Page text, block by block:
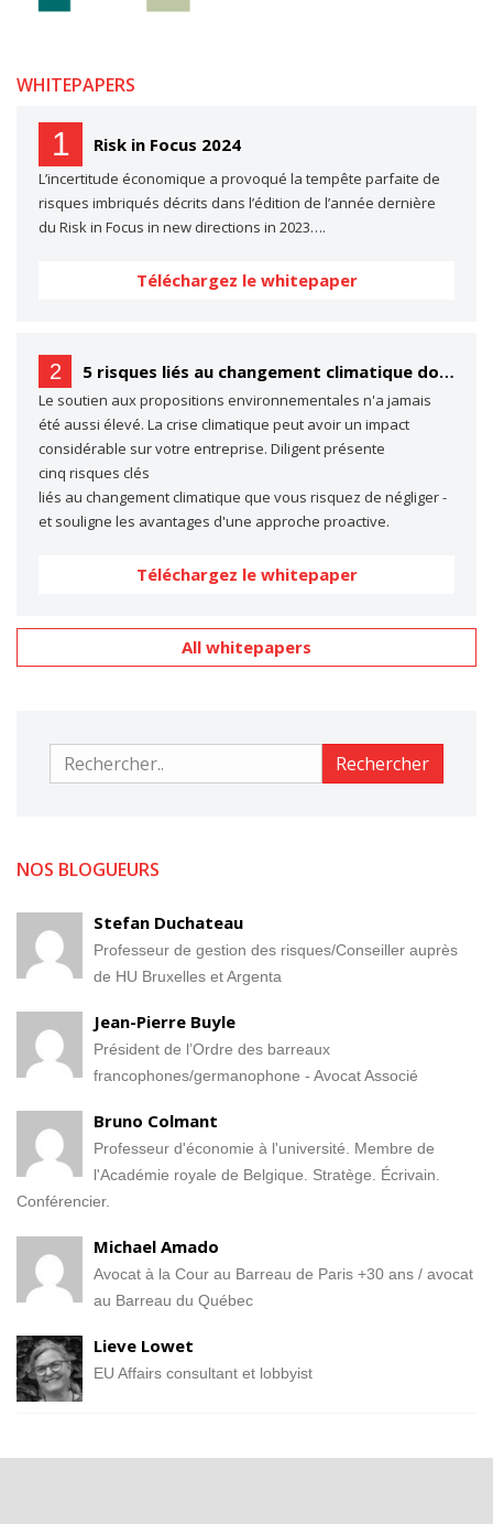
WHITEPAPERS
1 Risk in Focus 2024
L’incertitude économique a provoqué la tempête parfaite de
risques imbriqués décrits dans l’édition de l’année dernière
du Risk in Focus in new directions in 2023….
Téléchargez le whitepaper
2 5 risques liés au changement climatique dont vous ne parlez probablement pas… (mais dont vous devriez parler)
Le soutien aux propositions environnementales n'a jamais
été aussi élevé. La crise climatique peut avoir un impact
considérable sur votre entreprise. Diligent présente
cinq risques clés
liés au changement climatique que vous risquez de négliger -
et souligne les avantages d'une approche proactive.
Téléchargez le whitepaper
All whitepapers
Rechercher Rechercher
NOS BLOGUEURS
Stefan Duchateau
Professeur de gestion des risques/Conseiller auprès
de HU Bruxelles et Argenta
Jean-Pierre Buyle
Président de l’Ordre des barreaux
francophones/germanophone - Avocat Associé
Bruno Colmant
Professeur d'économie à l'université. Membre de
l'Académie royale de Belgique. Stratège. Écrivain.
Conférencier.
Michael Amado
Avocat à la Cour au Barreau de Paris +30 ans / avocat
au Barreau du Québec
Lieve Lowet
EU Affairs consultant et lobbyist